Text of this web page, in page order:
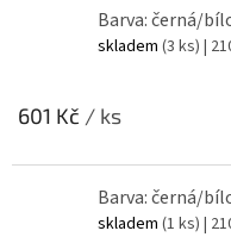
Barva: černá/
skladem (3 ks) |
601 Kč / ks
Barva: černá/
skladem (1 ks) |